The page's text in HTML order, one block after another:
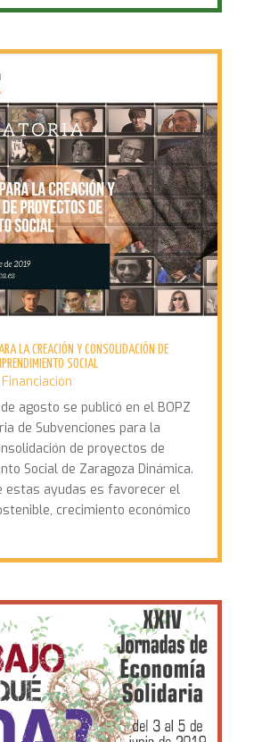
LA CREACIÓN Y CONSOLIDACIÓN DE
SOCIAL
Financiación
agosto se publicó en el BOPZ
de Subvenciones para la
de proyectos de
Social de Zaragoza Dinámica.
estas ayudas es favorecer el
crecimiento económico